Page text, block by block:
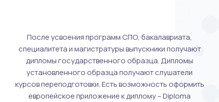
После усвоения программ СПО, бакалавриата,
специалитета и магистратуры выпускники получают
дипломы государственного образца. Дипломы
установленного образца получают слушатели
курсов переподготовки. Есть возможность оформить
европейское приложение к диплому – Diploma